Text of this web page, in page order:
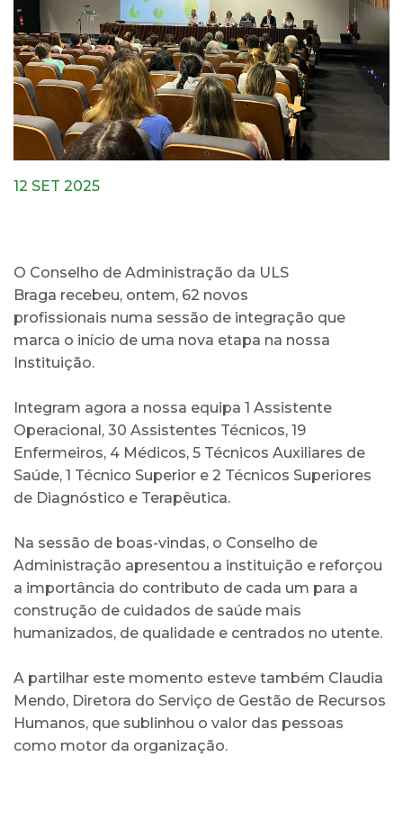
12 SET 2025
O Conselho de Administração da ULS
Braga recebeu, ontem, 62 novos
profissionais numa sessão de integração que
marca o início de uma nova etapa na nossa
Instituição.
Integram agora a nossa equipa 1 Assistente
Operacional, 30 Assistentes Técnicos, 19
Enfermeiros, 4 Médicos, 5 Técnicos Auxiliares de
Saúde, 1 Técnico Superior e 2 Técnicos Superiores
de Diagnóstico e Terapêutica.
Na sessão de boas-vindas, o Conselho de
Administração apresentou a instituição e reforçou
a importância do contributo de cada um para a
construção de cuidados de saúde mais
humanizados, de qualidade e centrados no utente.
A partilhar este momento esteve também Claudia
Mendo, Diretora do Serviço de Gestão de Recursos
Humanos, que sublinhou o valor das pessoas
como motor da organização.